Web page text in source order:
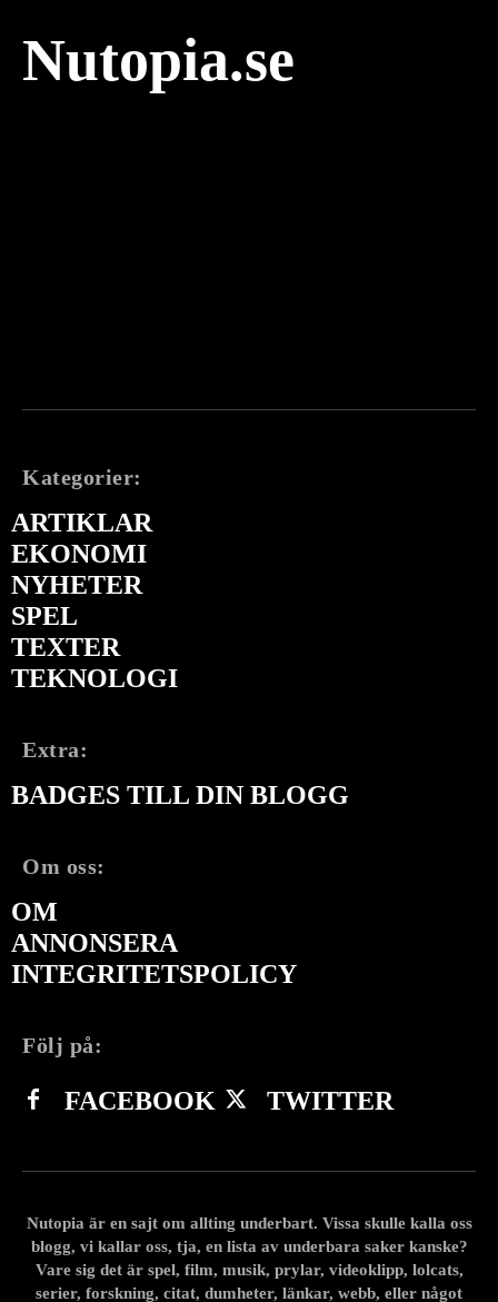
Nutopia.se
Kategorier:
ARTIKLAR
EKONOMI
NYHETER
SPEL
TEXTER
TEKNOLOGI
Extra:
BADGES TILL DIN BLOGG
Om oss:
OM
ANNONSERA
INTEGRITETSPOLICY
Följ på:
FACEBOOK TWITTER
Nutopia är en sajt om allting underbart. Vissa skulle kalla oss
blogg, vi kallar oss, tja, en lista av underbara saker kanske?
Vare sig det är spel, film, musik, prylar, videoklipp, lolcats,
serier, forskning, citat, dumheter, länkar, webb, eller något